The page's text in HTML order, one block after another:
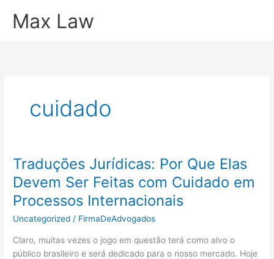
paraMax Law
cuidado
Traduções Jurídicas: Por Que Elas
Devem Ser Feitas com Cuidado em
Processos Internacionais
Uncategorized / FirmaDeAdvogados
Claro, muitas vezes o jogo em questão terá como alvo o
público brasileiro e será dedicado para o nosso mercado. Hoje